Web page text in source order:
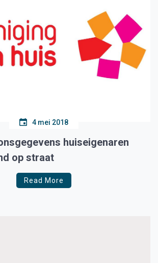
4 mei 2018
huiseigenaren
op straat
Read More